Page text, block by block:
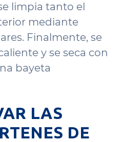
limpia tanto el
mediante
Finalmente, se
y se seca con
bayeta
LAS
DE